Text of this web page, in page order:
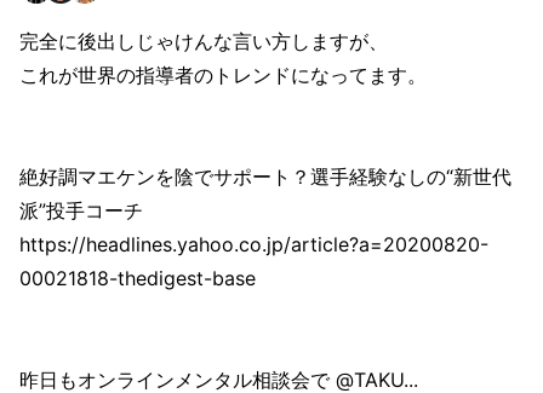
完全に後出しじゃけんな言い方しますが、
これが世界の指導者のトレンドになってます。
絶好調マエケンを陰でサポート？選手経験なしの“新世代
派”投手コーチ
https://headlines.yahoo.co.jp/article?a=20200820-
00021818-thedigest-base
昨日もオンラインメンタル相談会で @TAKU...